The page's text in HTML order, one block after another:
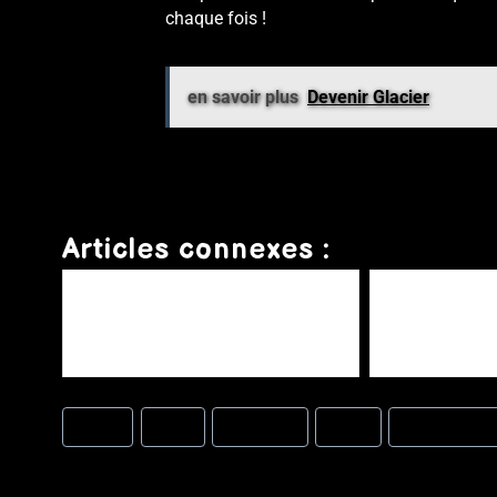
chaque fois !
en savoir plus Devenir Glacier
Articles connexes :